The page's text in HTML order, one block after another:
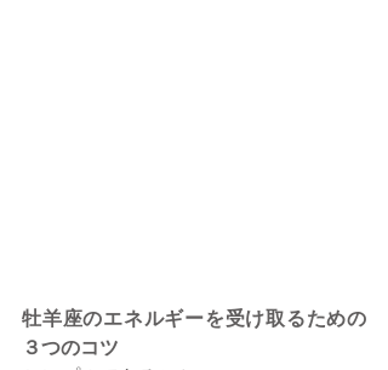
牡羊座のエネルギーを受け取るための
３つのコツ